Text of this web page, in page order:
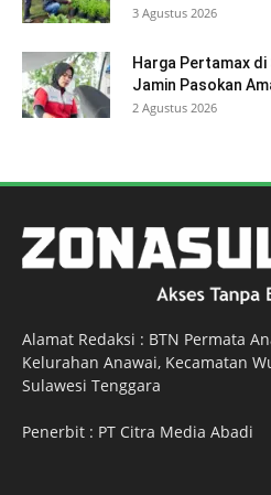
3 Agustus 2026
Harga Pertamax
Jamin Pasokan
2 Agustus 2026
Alamat Redaksi : BTN Permata
Kelurahan Anawai, Kecamatan
Sulawesi Tenggara
Penerbit : PT Citra Media Abadi